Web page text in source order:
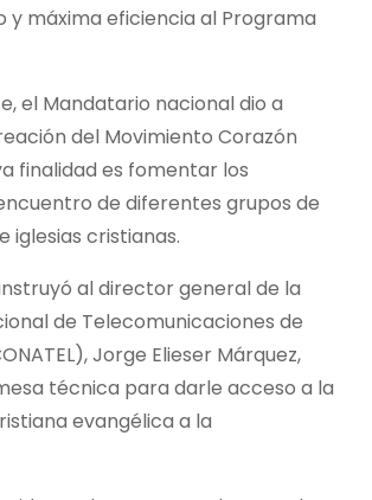
y máxima eficiencia al Programa
el Mandatario nacional dio a
del Movimiento Corazón
finalidad es fomentar los
de diferentes grupos de
iglesias cristianas.
al director general de la
de Telecomunicaciones de
Jorge Elieser Márquez,
técnica para darle acceso a la
evangélica a la